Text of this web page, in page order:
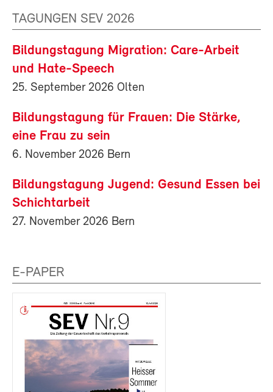
TAGUNGEN SEV 2026
Bildungstagung Migration: Care-Arbeit
und Hate-Speech
25. September 2026 Olten
Bildungstagung für Frauen: Die Stärke,
eine Frau zu sein
6. November 2026 Bern
Bildungstagung Jugend: Gesund Essen bei
Schichtarbeit
27. November 2026 Bern
E-PAPER